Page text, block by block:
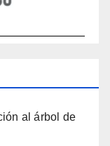
al árbol de